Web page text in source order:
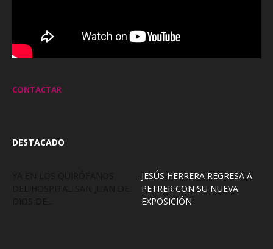
CONTACTAR
DESTACADO
JESÚS HERRERA REGRESA A
PETRER CON SU NUEVA
EXPOSICIÓN